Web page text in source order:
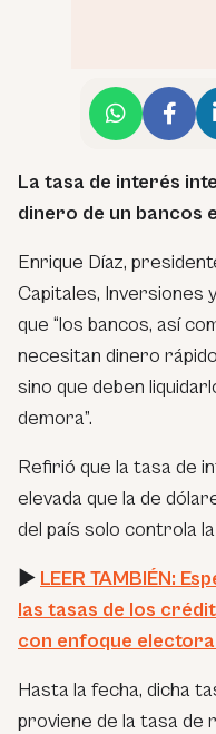
La tasa de interés
dinero de un bancos
Enrique Díaz,
Capitales, Inversiones
que “los bancos, así
necesitan dinero
sino que deben
demora”.
Refirió que la tasa de
elevada que la de
del país solo controla
► LEER TAMBIÉN:
las tasas de los
con enfoque
Hasta la fecha, dicha
proviene de la tasa de